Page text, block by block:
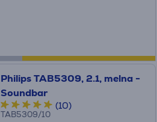
Philips TAB5309, 2.1, melna -
Soundbar
(10)
TAB5309/10